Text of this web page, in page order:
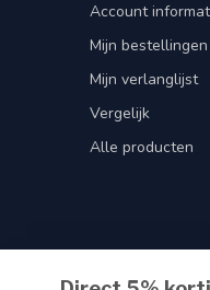
Account
Mijn bestellingen
Mijn verlanglijst
Vergelijk
Alle producten